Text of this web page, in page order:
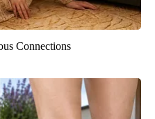
Connections